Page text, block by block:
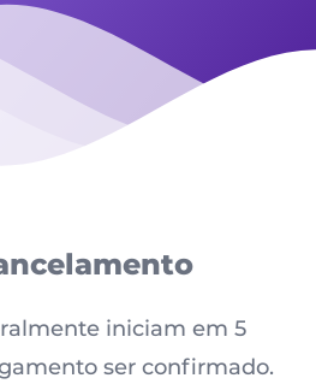
iniciam em 5
ser confirmado.